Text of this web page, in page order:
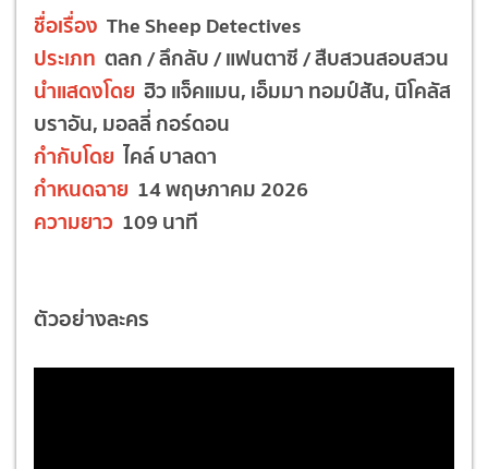
ชื่อเรื่อง The Sheep Detectives
ประเภท ตลก / ลึกลับ / แฟนตาซี / สืบสวนสอบสวน
นำแสดงโดย ฮิว แจ็คแมน, เอ็มมา ทอมป์สัน, นิโคลัส
บราอัน, มอลลี่ กอร์ดอน
กำกับโดย ไคล์ บาลดา
กำหนดฉาย 14 พฤษภาคม 2026
ความยาว 109 นาที
ตัวอย่างละคร